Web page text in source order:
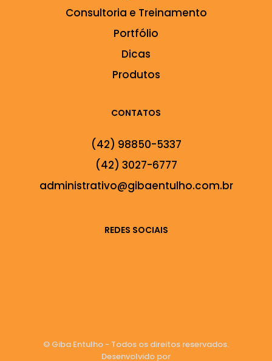
Consultoria e Treinamento
Portfólio
Dicas
Produtos
CONTATOS
(42) 98850-5337
(42) 3027-6777
administrativo@gibaentulho.com.br
REDES SOCIAIS
© Giba Entulho - Todos os direitos reservados.
Desenvolvido por